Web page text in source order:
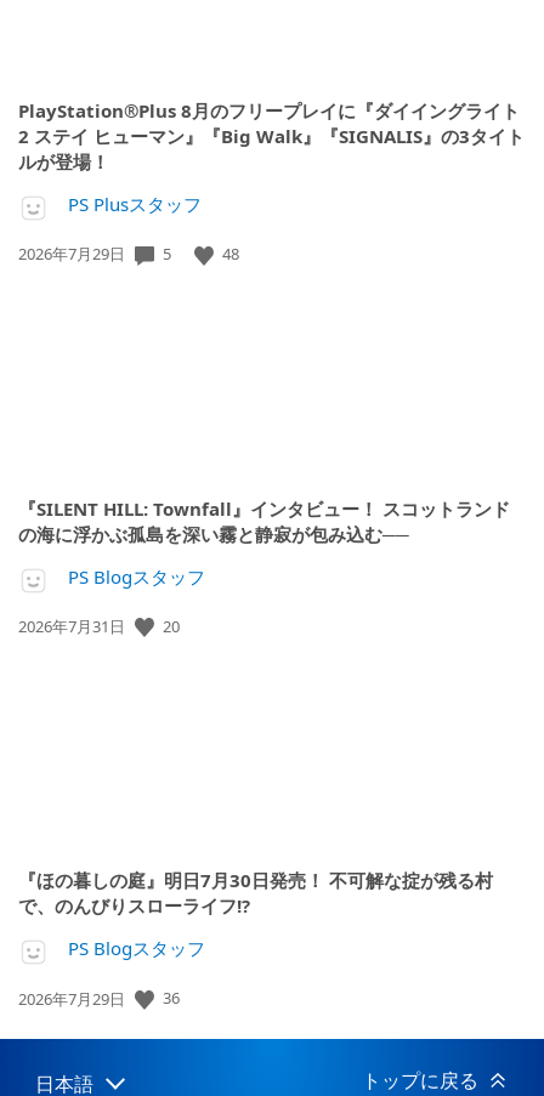
PlayStation®Plus 8月のフリープレイに『ダイイングライト
2 ステイ ヒューマン』『Big Walk』『SIGNALIS』の3タイト
ルが登場！
PS Plusスタッフ
公
2026年7月29日 5 48
『SILENT HILL: Townfall』インタビュー！ スコットランド
の海に浮かぶ孤島を深い霧と静寂が包み込む──
PS Blogスタッフ
公
2026年7月31日 20
『ほの暮しの庭』明日7月30日発売！ 不可解な掟が残る村
で、のんびりスローライフ!?
PS Blogスタッフ
公
日:
2026年7月29日 36
日本語 トップに戻る